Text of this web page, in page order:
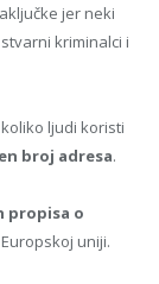
jer neki
kriminalci i
ljudi koristi
broj adresa.
propisa o
uniji.